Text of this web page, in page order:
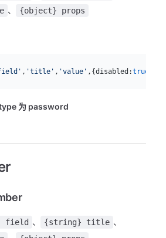
、 {object} props
, 'title' , 'value' ,{disabled:true
为 password
field 、 {string} title 、